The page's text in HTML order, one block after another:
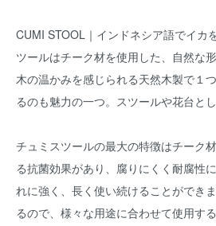
CUMI STOOL｜インドネシア語でイカ
ツールはチーク材を使用した、自然な
木の温かみを感じられる天然木製で１
るのも魅力の一つ。スツールや花台とし
チュミスツールの最大の特徴はチーク
る抗菌効果があり、腐りにくく耐腐性
れに強く、長く使い続けることができ
るので、様々な用途に合わせて使用す